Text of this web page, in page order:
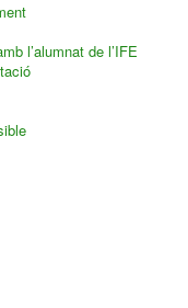
l’alumnat de l’IFE